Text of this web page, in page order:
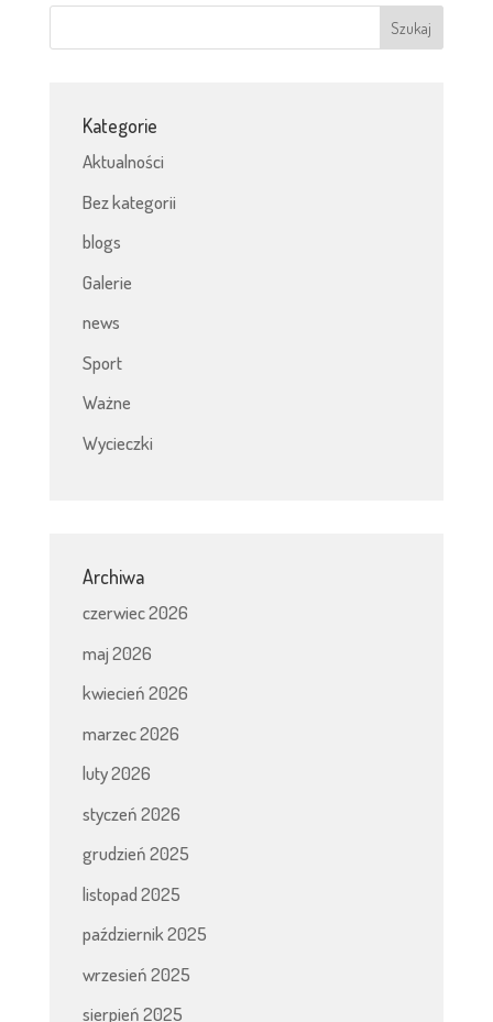
Kategorie
Aktualności
Bez kategorii
blogs
Galerie
news
Sport
Ważne
Wycieczki
Archiwa
czerwiec 2026
maj 2026
kwiecień 2026
marzec 2026
luty 2026
styczeń 2026
grudzień 2025
listopad 2025
październik 2025
wrzesień 2025
sierpień 2025